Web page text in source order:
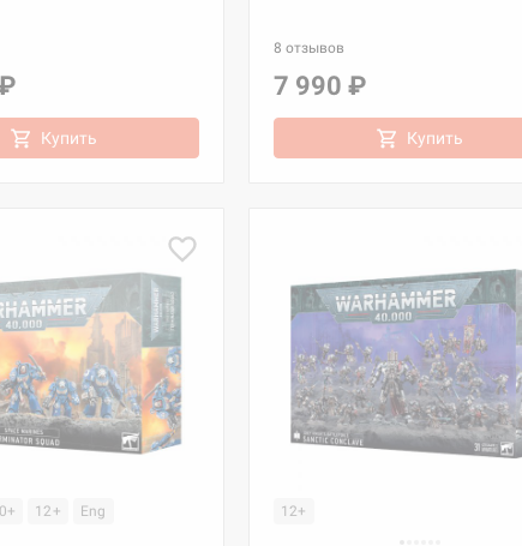
Купить
8 отзывов
7 990 ₽
Купить
12+ Eng 12+